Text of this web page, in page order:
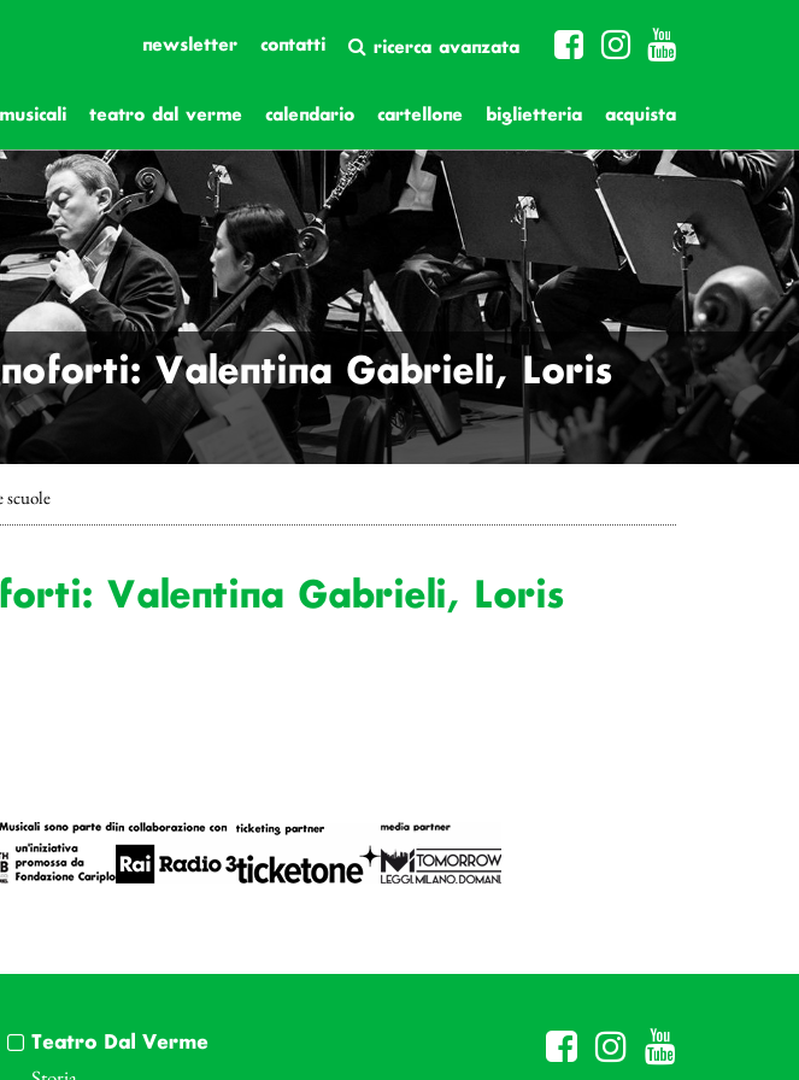
newsletter contatti ricerca avanzata
teatro dal verme calendario cartellone biglietteria acquista
Valentina Gabrieli, Loris
scuole
Valentina Gabrieli, Loris
Teatro Dal Verme